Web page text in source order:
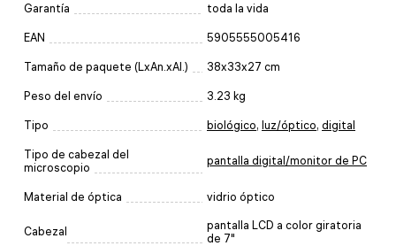
Garantía toda la vida
EAN 5905555005416
Tamaño de paquete (LxAn.xAl.) 38x33x27 cm
Peso del envío 3.23 kg
Tipo biológico, luz/óptico, digital
Tipo de cabezal del
microscopio
pantalla digital/monitor de PC
Material de óptica vidrio óptico
Cabezal
pantalla LCD a color giratoria
de 7"